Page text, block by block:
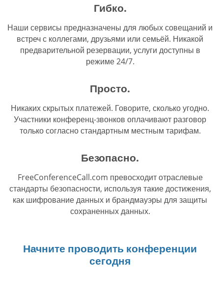
Гибко.
Наши сервисы предназначены для любых совещаний и
встреч с коллегами, друзьями или семьёй. Никакой
предварительной резервации, услуги доступны в
режиме 24/7.
Просто.
Никаких скрытых платежей. Говорите, сколько угодно.
Участники конференц-звонков оплачивают разговор
только согласно стандартным местным тарифам.
Безопасно.
FreeConferenceCall.com превосходит отраслевые
стандарты безопасности, используя такие достижения,
как шифрование данных и брандмауэры для защиты
сохраненных данных.
Начните проводить конференции
сегодня